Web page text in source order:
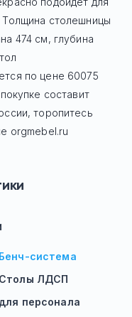
столешницы
474 см, глубина
по цене 60075
составит
торопитесь
orgmebel.ru
Бенч-система
Столы ЛДСП
для персонала